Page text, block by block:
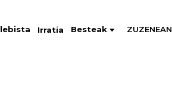
Irratia Besteak ZUZENEAN